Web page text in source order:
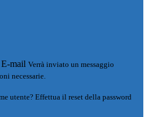
E-mail Verrà inviato un messaggio
necessarie.
utente? Effettua il reset della password